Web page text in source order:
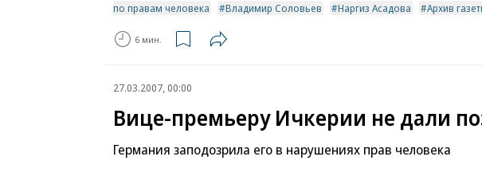
по правам человека
Владимир Соловьев Наргиз Асадова Архив
6 мин.
27.03.2007, 00:00
Вице-премьеру Ичкерии не дали
Германия заподозрила его в нарушениях прав человека